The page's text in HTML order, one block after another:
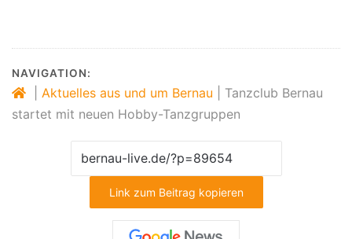
NAVIGATION:
Aktuelles aus und um Bernau
Tanzclub Bernau
startet mit neuen Hobby-Tanzgruppen
Link zum Beitrag kopieren